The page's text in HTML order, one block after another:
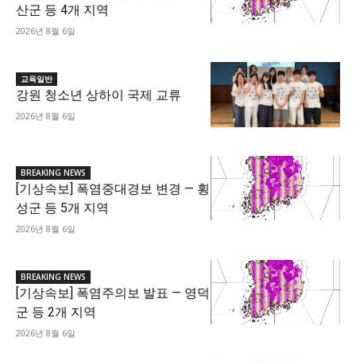
산군 등 4개 지역
2026년 8월 6일
교육일반
강원 청소년 상하이 국제 교류
2026년 8월 6일
BREAKING NEWS
[기상속보] 폭염중대경보 변경 — 횡
성군 등 5개 지역
2026년 8월 6일
BREAKING NEWS
[기상속보] 폭염주의보 발표 — 영덕
군 등 2개 지역
2026년 8월 6일